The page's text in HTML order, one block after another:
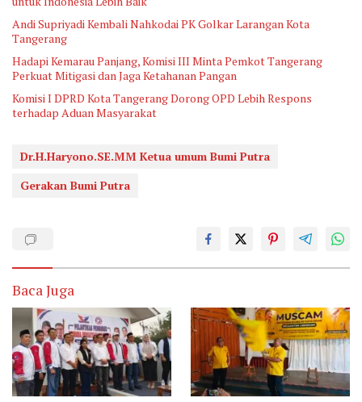
Andi Supriyadi Kembali Nahkodai PK Golkar Larangan Kota
Tangerang
Hadapi Kemarau Panjang, Komisi III Minta Pemkot Tangerang
Perkuat Mitigasi dan Jaga Ketahanan Pangan
Komisi I DPRD Kota Tangerang Dorong OPD Lebih Respons
terhadap Aduan Masyarakat
Dr.H.Haryono.SE.MM Ketua umum Bumi Putra
Gerakan Bumi Putra
Baca Juga